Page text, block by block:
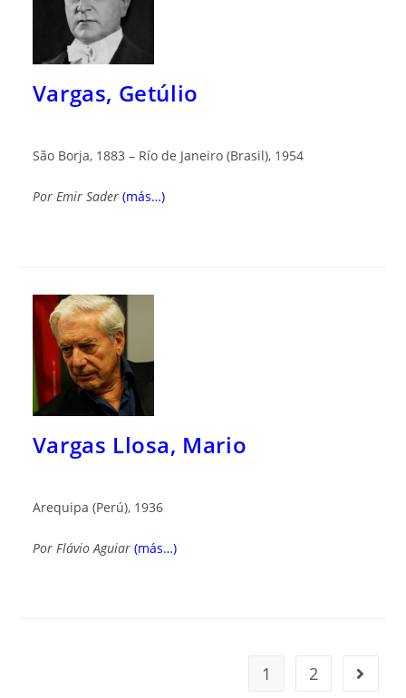
Vargas, Getúlio
São Borja, 1883 – Río de Janeiro (Brasil), 1954
Por Emir Sader (más…)
Vargas Llosa, Mario
Arequipa (Perú), 1936
Por Flávio Aguiar (más…)
1 2